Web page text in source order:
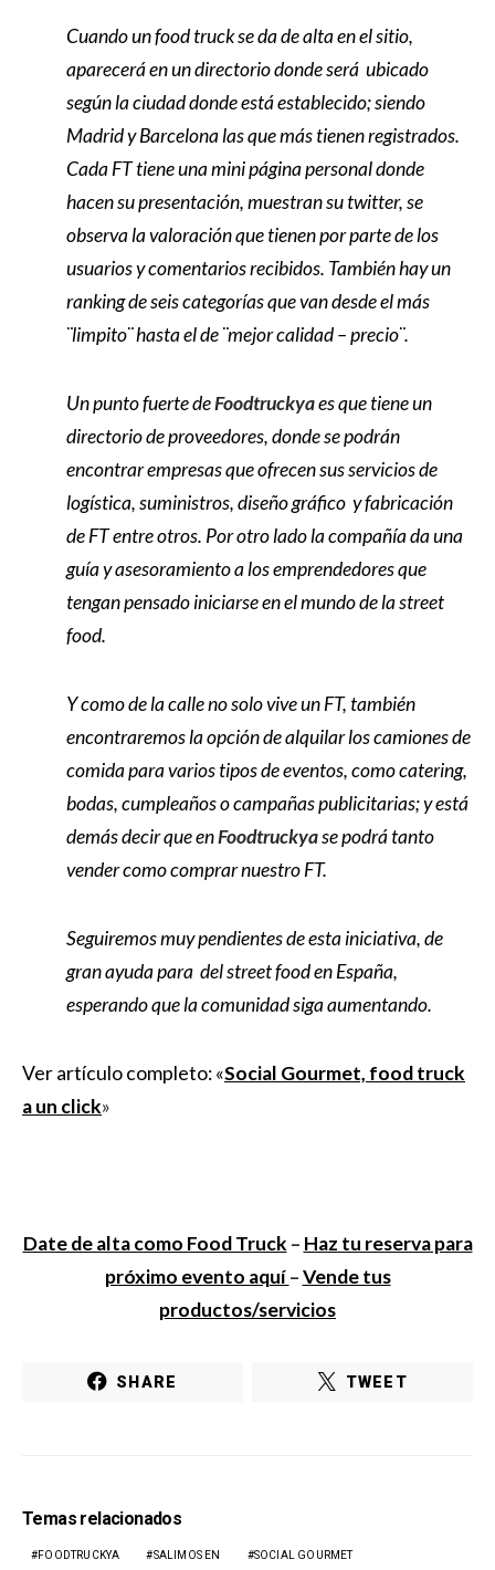
Cuando un food truck se da de alta en el sitio,
aparecerá en un directorio donde será ubicado
según la ciudad donde está establecido; siendo
Madrid y Barcelona las que más tienen registrados.
Cada FT tiene una mini página personal donde
hacen su presentación, muestran su twitter, se
observa la valoración que tienen por parte de los
usuarios y comentarios recibidos. También hay un
ranking de seis categorías que van desde el más
¨limpito¨ hasta el de ¨mejor calidad – precio¨.
Un punto fuerte deFoodtruckyaes que tiene un
directorio de proveedores, donde se podrán
encontrar empresas que ofrecen sus servicios de
logística, suministros, diseño gráfico y fabricación
de FT entre otros. Por otro lado la compañía da una
guía y asesoramiento a los emprendedores que
tengan pensado iniciarse en el mundo de la street
food.
Y como de la calle no solo vive un FT, también
encontraremos la opción de alquilar los camiones de
comida para varios tipos de eventos, como catering,
bodas, cumpleaños o campañas publicitarias; y está
demás decir que enFoodtruckyase podrá tanto
vender como comprar nuestro FT.
Seguiremos muy pendientes de esta iniciativa, de
gran ayuda para del street food en España,
esperando que la comunidad siga aumentando.
Ver artículo completo: «Social Gourmet, food truck
a un click»
Date de alta como Food Truck – Haz tu reserva para
próximo evento aquí–Vende tus
productos/servicios
SHARE TWEET
Temas relacionados
FOODTRUCKYA SALIMOS EN SOCIAL GOURMET